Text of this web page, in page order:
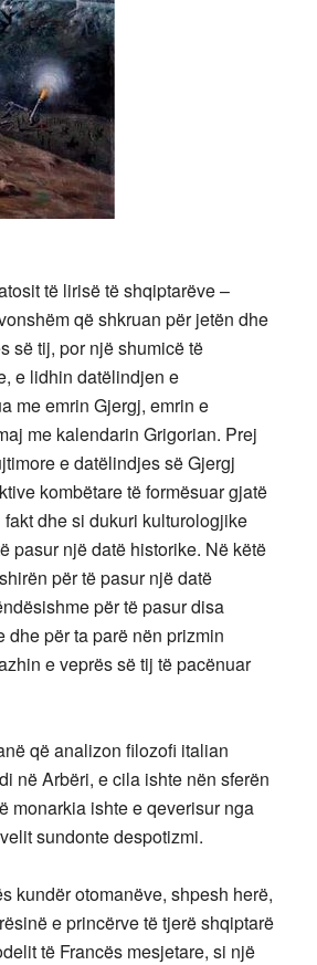
të lirisë të shqiptarëve –
që shkruan për jetën dhe
së tij, por një shumicë të
e lidhin datëlindjen e
me emrin Gjergj, emrin e
me kalendarin Grigorian. Prej
e datëlindjes së Gjergj
kombëtare të formësuar gjatë
dhe si dukuri kulturologjike
pasur një datë historike. Në këtë
për të pasur një datë
për të pasur disa
për ta parë nën prizmin
e veprës së tij të pacënuar
që analizon filozofi italian
në Arbëri, e cila ishte nën sferën
monarkia ishte e qeverisur nga
sundonte despotizmi.
kundër otomanëve, shpesh herë,
e princërve të tjerë shqiptarë
të Francës mesjetare, si një